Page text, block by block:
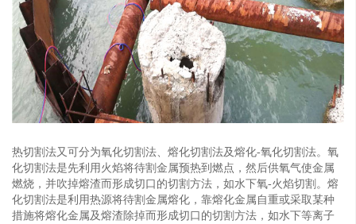
热切割法又可分为氧化切割法、熔化切割法及熔化-氧化切割法。氧
化切割法是先利用火焰将待割金属预热到燃点，然后供氧气使金属
燃烧，并吹掉熔渣而形成切口的切割方法，如水下氧-火焰切割。熔
化切割法是利用热源将待割金属熔化，靠熔化金属自重或采取某种
措施将熔化金属及熔渣除掉而形成切口的切割方法，如水下等离子